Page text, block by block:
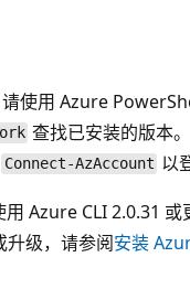
使用 Azure
查找已安装的版本
Connect-AzAccount 以
Azure CLI 2.0.31
升级，请参阅安装